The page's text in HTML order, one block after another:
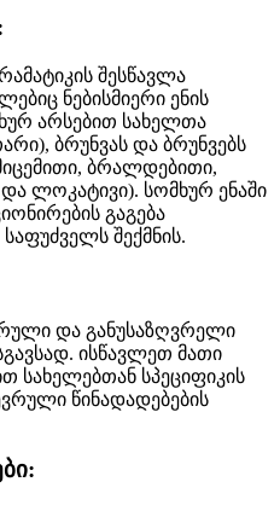
შესწავლა
ნებისმიერი ენის
არსებით სახელთა
ბრუნვას და ბრუნვებს
ბრალდებითი,
ლოკატივი). სომხურ ენაში
გაგება
შექმნის.
და განუსაზღვრელი
ისწავლეთ მათი
სახელებთან სპეციფიკის
წინადადებების